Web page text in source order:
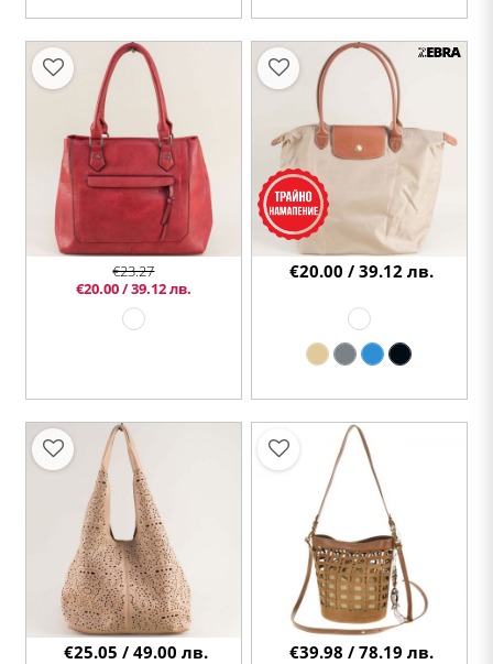
€23.27
€20.00 / 39.12 лв.
€20.00 / 39.12 лв.
€25.05 / 49.00 лв. €39.98 / 78.19 лв.